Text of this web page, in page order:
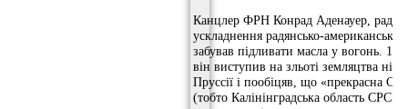
Канцлер ФРН Конрад Аденауер,
ускладнення радянсько-
забував підливати масла у вогонь. 10
він виступив на зльоті земляцтва
Пруссії і пообіцяв, що «прекрасна
(тобто Калінінградська область СРСР)